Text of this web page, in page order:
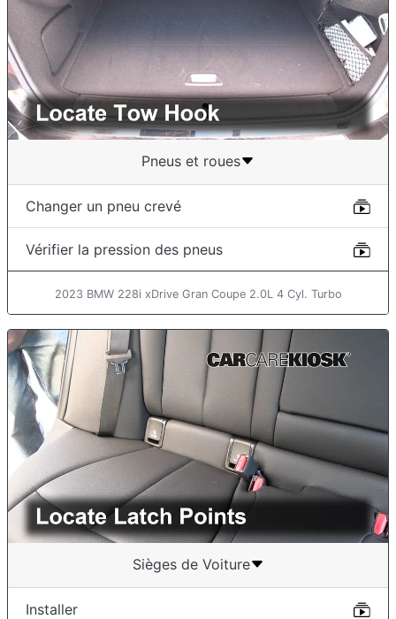
Pneus et roues
Changer un pneu crevé
Vérifier la pression des pneus
2023 BMW 228i xDrive Gran Coupe 2.0L 4 Cyl. Turbo
Sièges de Voiture
Installer